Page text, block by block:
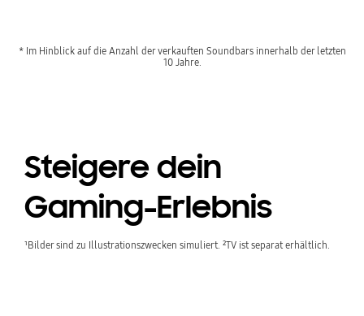
* Im Hinblick auf die Anzahl der verkauften Soundbars innerhalb der letzten
10 Jahre.
Steigere dein
Gaming-Erlebnis
¹Bilder sind zu Illustrationszwecken simuliert. ²TV ist separat erhältlich.